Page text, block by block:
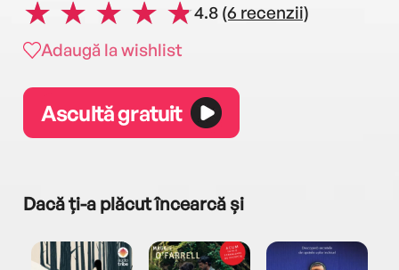
4.8 (6 recenzii)
Adaugă la wishlist
Ascultă gratuit
Dacă ți-a plăcut încearcă și